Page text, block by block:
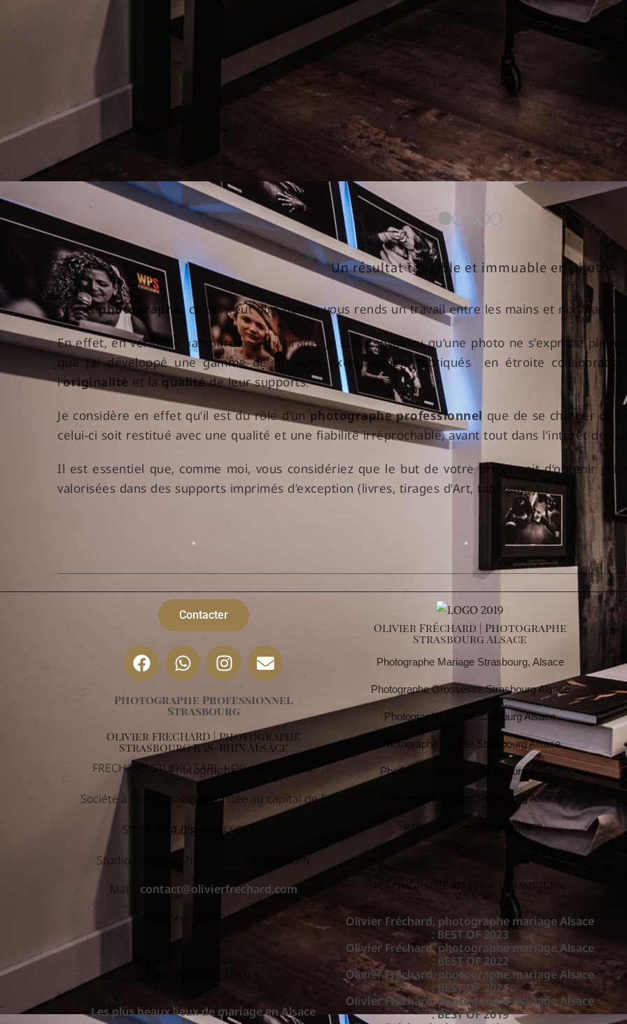
Nathalie
Un résultat tangible et immuable en photo
Je suisphotographe,ce qui veut dire que je vous rends un travail entre les mains et non pas
En effet, en véritable «amoureux » du tirage, je suis convaincu qu’une photo ne s’exprime
que j’ai développé une gamme de produits exceptionnels fabriqués en étroite
l’originalité et la qualitéde leur supports.
Je considère en effet qu’il est du rôle d’un photographe professionnel que de se charger de
celui-ci soit restitué avec une qualité et une fiabilité irréprochable, avant tout dans l’intérêt des
Il est essentiel que, comme moi, vous considériez que le but de votre projet soit d’obtenir
valorisées dans des supports imprimés d’exception (livres, tirages d’Art, tableaux…)
Contacter
Photographe Professionnel
Strasbourg
Olivier FRECHARD | Photographe
StrasbourG BAS-RHIN Alsace
FRECHARD STUDIO SARL | Olivier Fréchard,
Photographe
Société à Responsabilité Limitée au capital de 5
000 €
SIRET : 821 838 364 00015 | TVA
: FR47821838364
Studio photo et Show Room à Strasbourg
Mail : contact@olivierfrechard.com
Téléphone : 06.10.854.104.
Les plus beaux lieux de mariage en Alsace
Olivier Fréchard | Photographe
Strasbourg Alsace
Photographe Mariage Strasbourg, Alsace
Photographe Grossesse Strasbourg Alsace
Photographe Bébé Strasbourg Alsace
Photographe Famille Strasbourg Alsace
Photographe Portrait Strasbourg Alsace
Photographe Boudoir Strasbourg Alsace
Studio Photo Strasbourg Alsace
Photographe Mariage Strasbourg,
Alsace
Olivier Fréchard, photographe mariage Alsace
: BEST OF 2023
Olivier Fréchard, photographe mariage Alsace
: BEST OF 2022
Olivier Fréchard, photographe mariage Alsace
: BEST OF 2021
Olivier Fréchard, photographe mariage Alsace
: BEST OF 2019